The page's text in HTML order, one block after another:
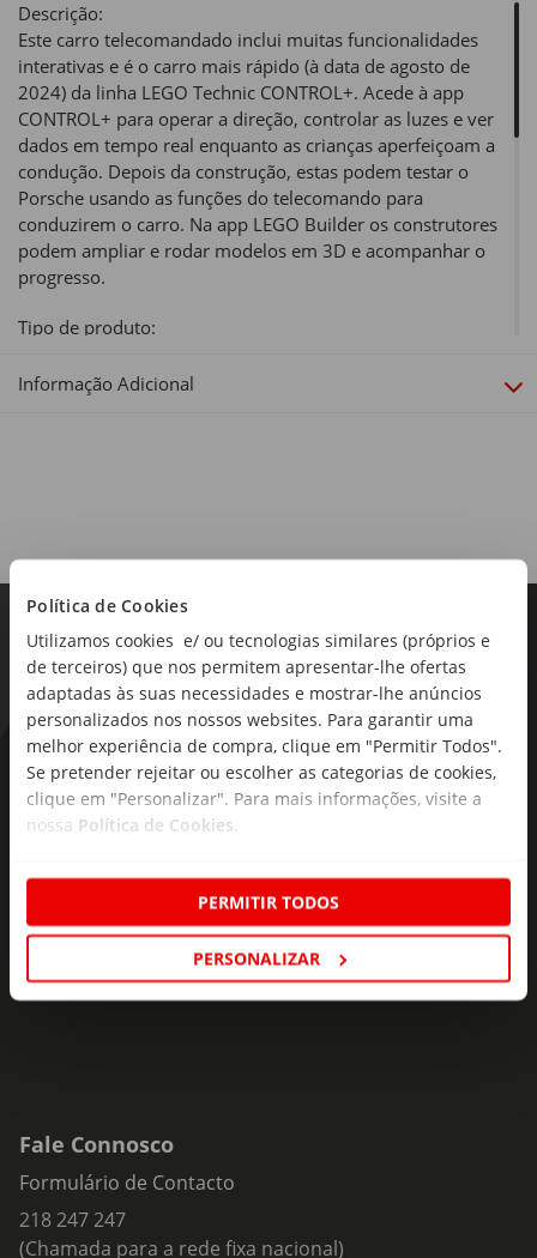
Política de Cookies
Utilizamos cookies e/ ou tecnologias similares (próprios e
de terceiros) que nos permitem apresentar-lhe ofertas
adaptadas às suas necessidades e mostrar-lhe anúncios
personalizados nos nossos websites. Para garantir uma
melhor experiência de compra, clique em "Permitir Todos".
Se pretender rejeitar ou escolher as categorias de cookies,
clique em "Personalizar". Para mais informações, visite a
nossa Política de Cookies
PERMITIR TODOS
PERSONALIZAR
Descrição:
Este carro telecomandado inclui muitas funcionalidades
interativas e é o carro mais rápido (à data de agosto de
2024) da linha LEGO Technic CONTROL+. Acede à app
CONTROL+ para operar a direção, controlar as luzes e ver
dados em tempo real enquanto as crianças aperfeiçoam a
condução. Depois da construção, estas podem testar o
Porsche usando as funções do telecomando para
conduzirem o carro. Na app LEGO Builder os construtores
podem ampliar e rodar modelos em 3D e acompanhar o
progresso.
Tipo de produto:
Dimensões:
Coleção:
LEGO Technic oferece um desafio aos construtores LEGO
mais experientes! As crianças podem construir dispositivos
reais e avançados, como caixas de velocidades e sistemas
de direção - conjuntos que dão vida ao mundo de
engenharia.
Informação Adicional
As novidades mais frescas no
seu e-mail!
ofertas e novidades para si.
Insira o seu e-
Fale Connosco
Formulário de Contacto
218 247 247
(Chamada para a rede fixa nacional)